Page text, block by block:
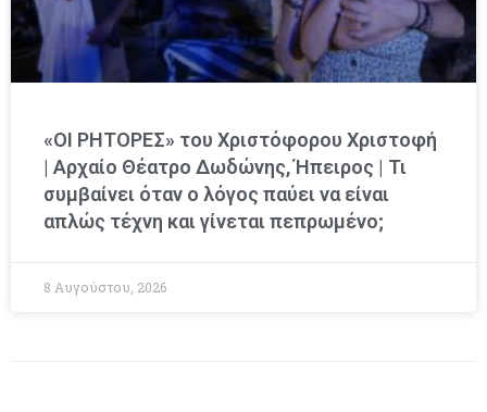
«ΟΙ ΡΗΤΟΡΕΣ» του Χριστόφορου Χριστοφή
| Αρχαίο Θέατρο Δωδώνης, Ήπειρος | Τι
συμβαίνει όταν ο λόγος παύει να είναι
απλώς τέχνη και γίνεται πεπρωμένο;
8 Αυγούστου, 2026